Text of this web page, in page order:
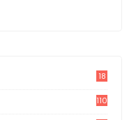
18
110